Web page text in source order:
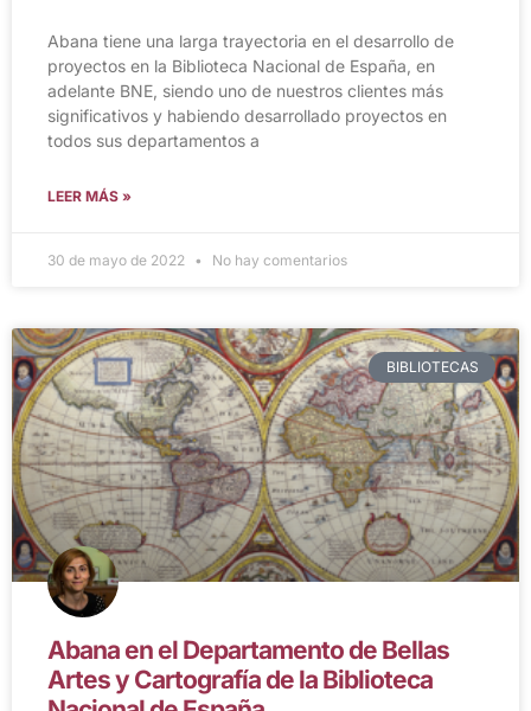
Abana tiene una larga trayectoria en el desarrollo de
proyectos en la Biblioteca Nacional de España, en
adelante BNE, siendo uno de nuestros clientes más
significativos y habiendo desarrollado proyectos en
todos sus departamentos a
LEER MÁS »
30 de mayo de 2022 No hay comentarios
BIBLIOTECAS
Abana en el Departamento de Bellas
Artes y Cartografía de la Biblioteca